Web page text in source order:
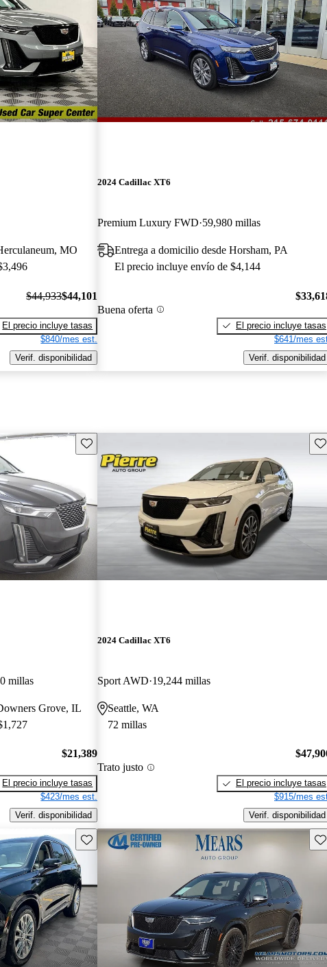
MO
$44,933$44,101
El precio incluye tasas
$840/mes est.
Verif. disponibilidad
2024 Cadillac XT6
Premium Luxury FWD 59,980 millas
Entrega a domicilio desde Horsham, PA
El precio incluye envío de $4,144
Buena oferta
El precio incluye tasas
$641/mes
Verif. disponibilidad
Guarda este Aviso
millas
Grove, IL
$21,389
El precio incluye tasas
$423/mes est.
Verif. disponibilidad
2024 Cadillac XT6
Sport AWD 19,244 millas
Seattle, WA
72 millas
Trato justo
El precio incluye tasas
$915/mes
Verif. disponibilidad
Guarda este Aviso